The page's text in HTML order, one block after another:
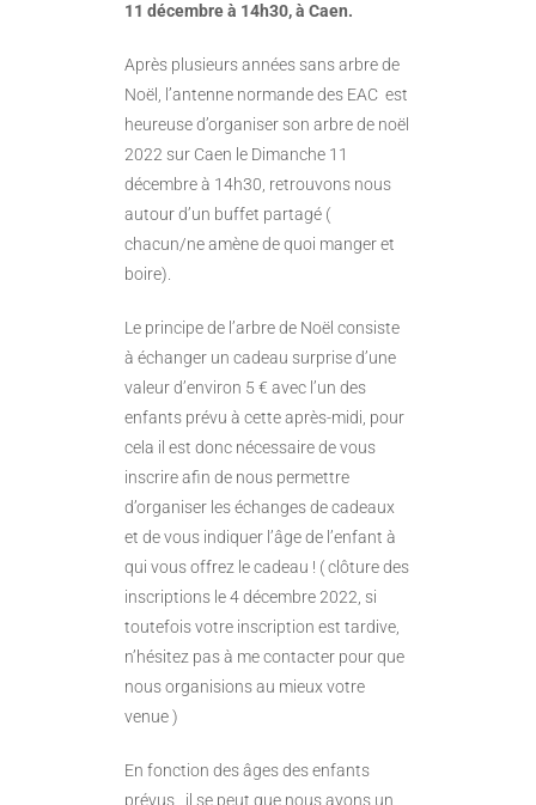
11 décembre à 14h30, à Caen.
Après plusieurs années sans arbre de
Noël, l’antenne normande des EAC est
heureuse d’organiser son arbre de noël
2022 sur Caen le Dimanche 11
décembre à 14h30, retrouvons nous
autour d’un buffet partagé (
chacun/ne amène de quoi manger et
boire).
Le principe de l’arbre de Noël consiste
à échanger un cadeau surprise d’une
valeur d’environ 5 € avec l’un des
enfants prévu à cette après-midi, pour
cela il est donc nécessaire de vous
inscrire afin de nous permettre
d’organiser les échanges de cadeaux
et de vous indiquer l’âge de l’enfant à
qui vous offrez le cadeau ! ( clôture des
inscriptions le 4 décembre 2022, si
toutefois votre inscription est tardive,
n’hésitez pas à me contacter pour que
nous organisions au mieux votre
venue )
En fonction des âges des enfants
prévus , il se peut que nous ayons un